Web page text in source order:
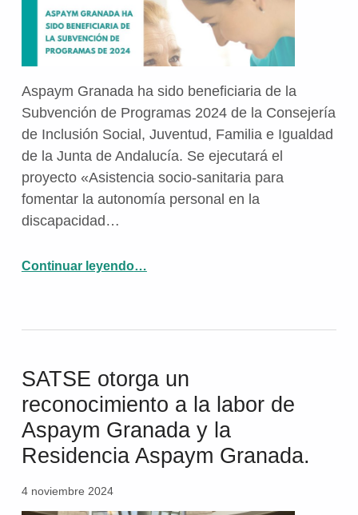
Aspaym Granada ha sido beneficiaria de la
Subvención de Programas 2024 de la Consejería
de Inclusión Social, Juventud, Familia e Igualdad
de la Junta de Andalucía. Se ejecutará el
proyecto «Asistencia socio-sanitaria para
fomentar la autonomía personal en la
discapacidad…
Continuar leyendo…
SATSE otorga un
reconocimiento a la labor de
Aspaym Granada y la
Residencia Aspaym Granada.
4 noviembre 2024